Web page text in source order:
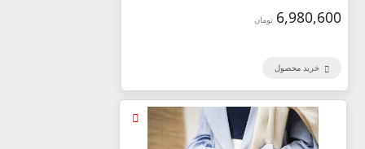
6,980,600 تومان
خرید محصول